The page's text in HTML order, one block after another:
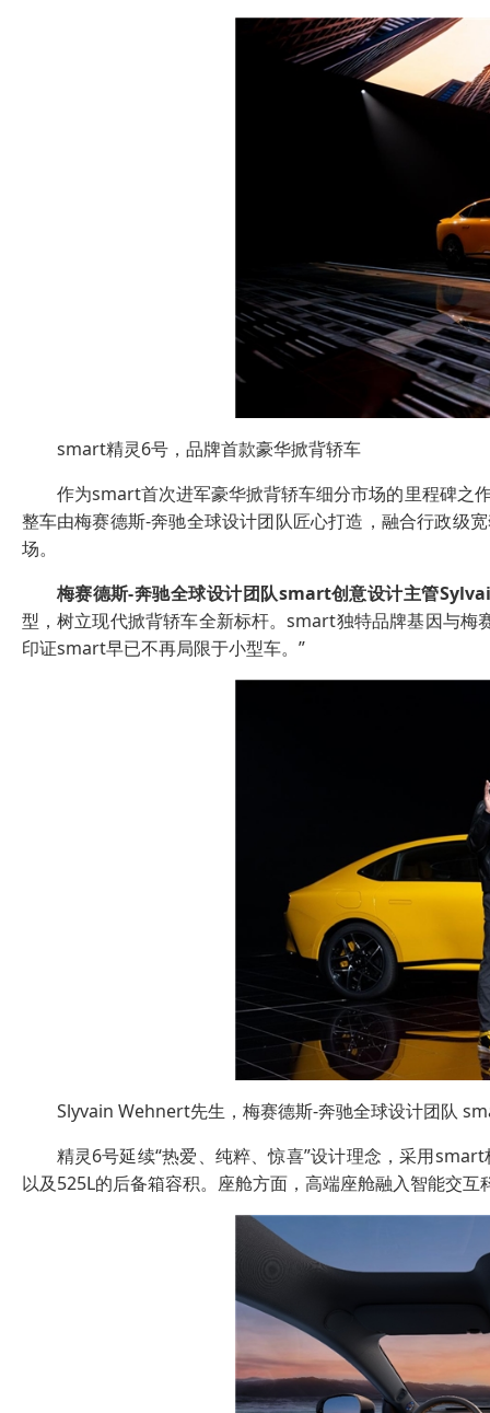
smart精灵6号，品牌首款豪华掀背轿车
作为smart首次进军豪华掀背轿车细分市场的里程碑之
整车由梅赛德斯-奔驰全球设计团队匠心打造，融合行政级
场。
梅赛德斯-奔驰全球设计团队smart创意设计主管
型，树立现代掀背轿车全新标杆。smart独特品牌基因与
印证smart早已不再局限于小型车。”
Slyvain Wehnert先生，梅赛德斯-奔驰全球设计团队
精灵6号延续“热爱、纯粹、惊喜”设计理念，采用
以及525L的后备箱容积。座舱方面，高端座舱融入智能交